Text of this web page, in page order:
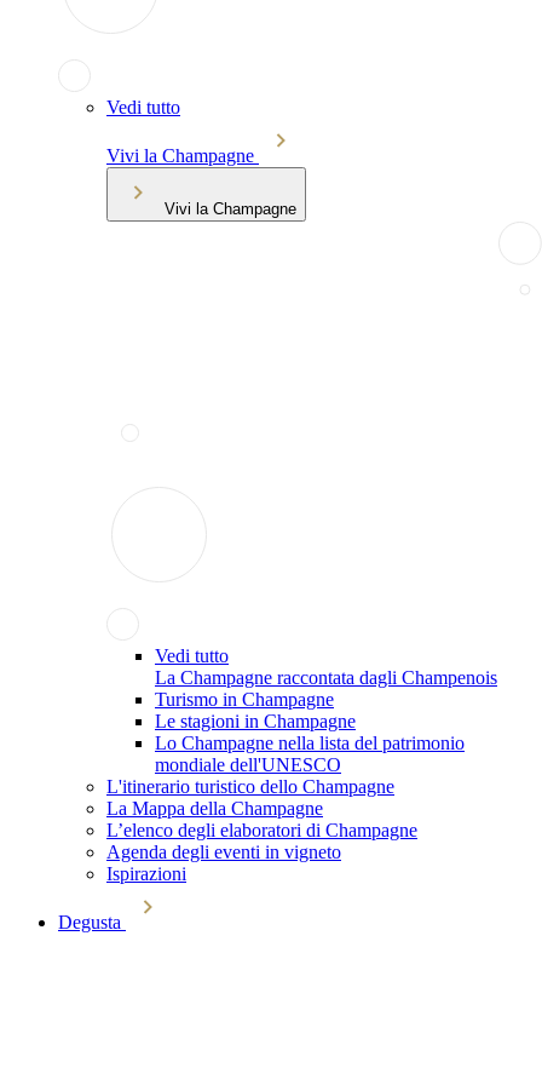
Vedi tutto
Vivi la Champagne
Vivi la Champagne
Vedi tutto
La Champagne raccontata dagli Champenois
Turismo in Champagne
Le stagioni in Champagne
Lo Champagne nella lista del patrimonio
mondiale dell'UNESCO
L'itinerario turistico dello Champagne
La Mappa della Champagne
L’elenco degli elaboratori di Champagne
Agenda degli eventi in vigneto
Ispirazioni
Degusta